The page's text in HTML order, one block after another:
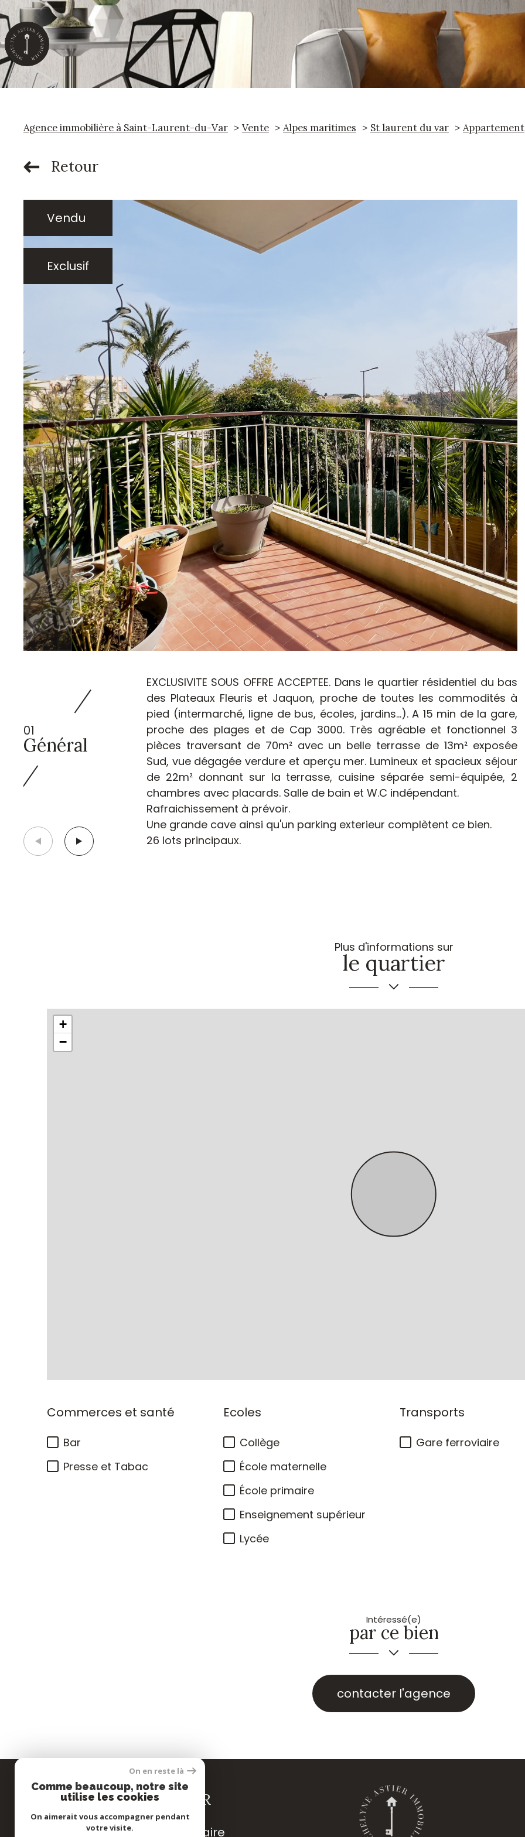
Agence immobilière à Saint-Laurent-du-Var Vente Alpes maritimes St laurent du var Appartement
Retour
Vendu
Exclusif
01
Général
EXCLUSIVITE SOUS OFFRE ACCEPTEE. Dans le quartier résidentiel du bas
des Plateaux Fleuris et Jaquon, proche de toutes les commodités à
pied (intermarché, ligne de bus, écoles, jardins...). A 15 min de la gare,
proche des plages et de Cap 3000. Très agréable et fonctionnel 3
pièces traversant de 70m² avec un belle terrasse de 13m² exposée
Sud, vue dégagée verdure et aperçu mer. Lumineux et spacieux séjour
de 22m² donnant sur la terrasse, cuisine séparée semi-équipée, 2
chambres avec placards. Salle de bain et W.C indépendant.
Rafraichissement à prévoir.
Une grande cave ainsi qu'un parking exterieur complètent ce bien.
26 lots principaux.
Plus d'informations sur
le quartier
+
−
Commerces et santé
Bar
Presse et Tabac
Ecoles
Collège
École maternelle
École primaire
Enseignement supérieur
Lycée
Transports
Gare ferroviaire
Intéressé(e)
par ce bien
contacter l'agence
SE CONNECTER
espace propriétaire
On en reste là
Comme beaucoup, notre site
utilise les cookies
On aimerait vous accompagner pendant
votre visite.